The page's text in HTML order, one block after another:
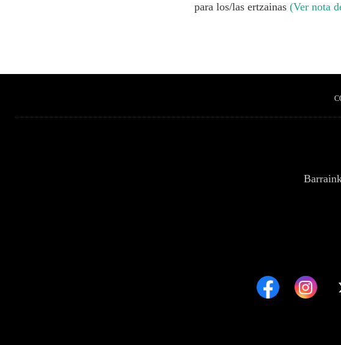
para los/las ertzainas (Ver nota